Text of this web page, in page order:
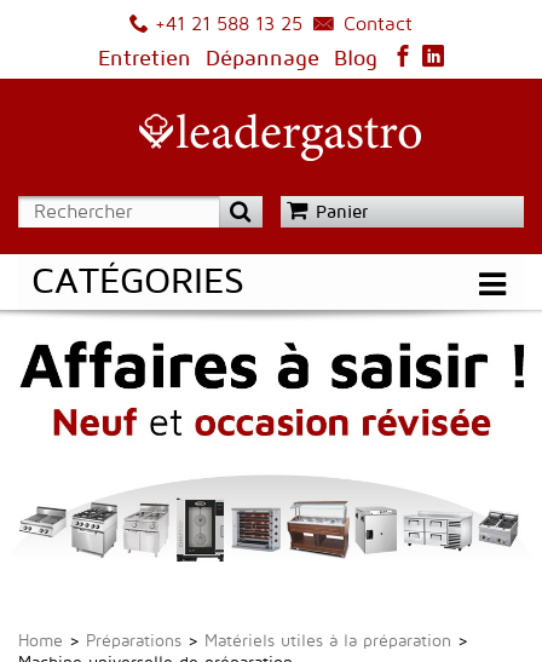
+41 21 588 13 25
Contact
Entretien
Dépannage Blog
Panier
CATÉGORIES
Home > Préparations > Matériels utiles à la préparation >